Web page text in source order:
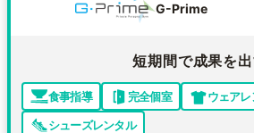
G-Prime
短期間で成果を
食事指導 完全個室
ウェア
シューズレンタル